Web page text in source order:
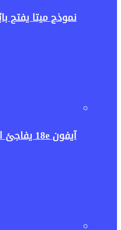
نموذج ميتا يفتح
آيفون 18e يفاجئ الجميع بترقية غير متوقعة.. هل تكفي غيغابايت واحدة لإطلاق قوة الذكاء الاصطناعي؟